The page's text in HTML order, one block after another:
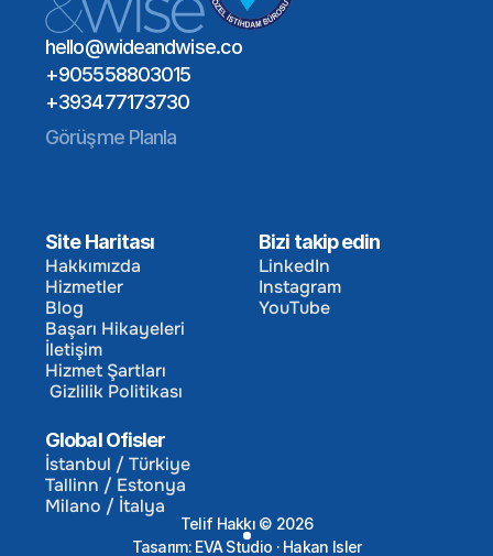
hello@wideandwise.co
+905558803015
+393477173730
Görüşme Planla
Site Haritası
Hakkımızda
Hakkımızda
Hizmetler
Hizmetler
Blog
Blog
Başarı Hikayeleri
Başarı Hikayeleri
İletişim
İletişim
Hizmet Şartları
Hizmet Şartları
Gizlilik Politikası
Bizi takip edin
LinkedIn
LinkedIn
Instagram
Instagram
YouTube
Global Ofisler
İstanbul / Türkiye
İstanbul / Türkiye
Tallinn / Estonya
Tallinn / Estonya
Milano / İtalya
Telif Hakkı © 2026
Tasarım: EVA Studio · Hakan Isler